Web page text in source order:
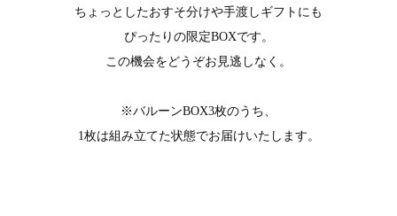
ちょっとしたおすそ分けや手渡しギフトにも
ぴったりの限定BOXです。
この機会をどうぞお見逃しなく。
※バルーンBOX3枚のうち、
1枚は組み立てた状態でお届けいたします。